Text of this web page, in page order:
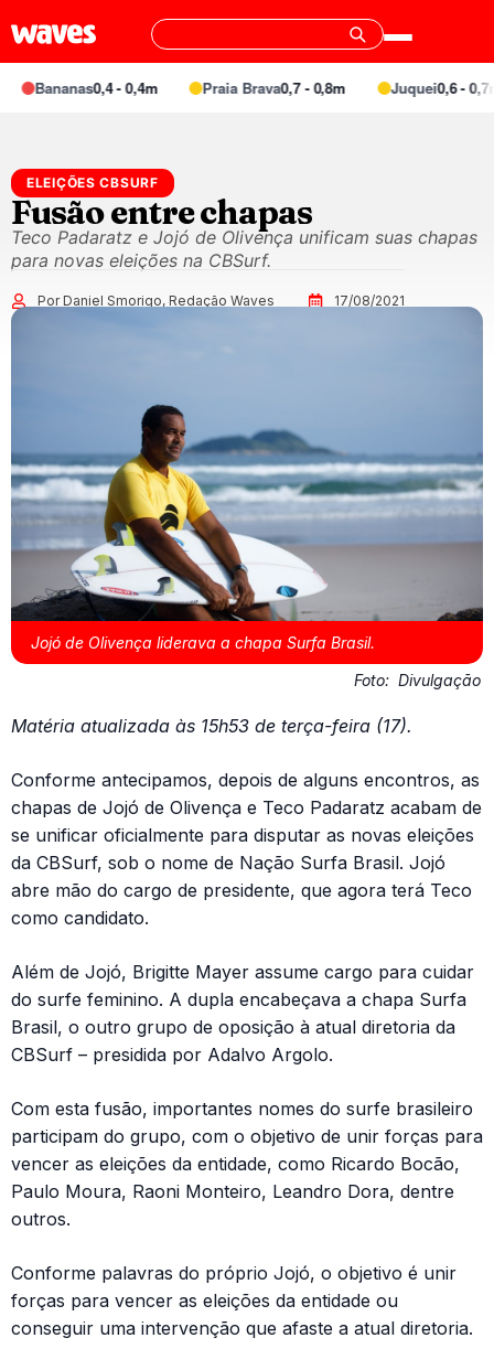
Bananas0,4 - 0,4m Praia Brava0,7 - 0,8m Juquei0,6 - 0,7m
ELEIÇÕES CBSURF
Fusão entre chapas
Teco Padaratz e Jojó de Olivença unificam suas chapas
para novas eleições na CBSurf.
Por Daniel Smorigo, Redação Waves 17/08/2021
Jojó de Olivença liderava a chapa Surfa Brasil.
Foto: Divulgação
Matéria atualizada às 15h53 de terça-feira (17).
Conforme antecipamos, depois de alguns encontros, as
chapas de Jojó de Olivença e Teco Padaratz acabam de
se unificar oficialmente para disputar as novas eleições
da CBSurf, sob o nome de Nação Surfa Brasil. Jojó
abre mão do cargo de presidente, que agora terá Teco
como candidato.
Além de Jojó, Brigitte Mayer assume cargo para cuidar
do surfe feminino. A dupla encabeçava a chapa Surfa
Brasil, o outro grupo de oposição à atual diretoria da
CBSurf – presidida por Adalvo Argolo.
Com esta fusão, importantes nomes do surfe brasileiro
participam do grupo, com o objetivo de unir forças para
vencer as eleições da entidade, como Ricardo Bocão,
Paulo Moura, Raoni Monteiro, Leandro Dora, dentre
outros.
Conforme palavras do próprio Jojó, o objetivo é unir
forças para vencer as eleições da entidade ou
conseguir uma intervenção que afaste a atual diretoria.